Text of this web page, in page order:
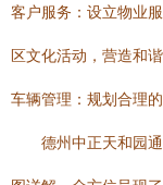
客户服务：设立物业
区文化活动，营造和谐
车辆管理：规划合理
德州中正天和园